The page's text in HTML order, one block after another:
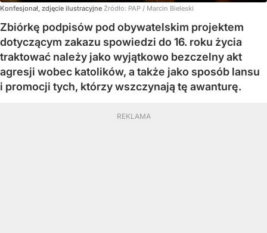
Konfesjonał, zdjęcie ilustracyjne Źródło: PAP / Marcin Bieleski
Zbiórkę podpisów pod obywatelskim projektem
dotyczącym zakazu spowiedzi do 16. roku życia
traktować należy jako wyjątkowo bezczelny akt
agresji wobec katolików, a także jako sposób lansu
i promocji tych, którzy wszczynają tę awanturę.